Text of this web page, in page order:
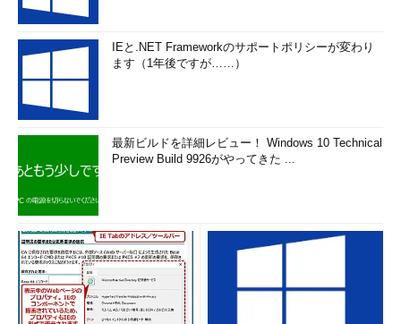
IEと.NET Frameworkのサポートポリシーが変わり
ます（1年後ですが……）
最新ビルドを詳細レビュー！ Windows 10 Technical
Preview Build 9926がやってきた ...